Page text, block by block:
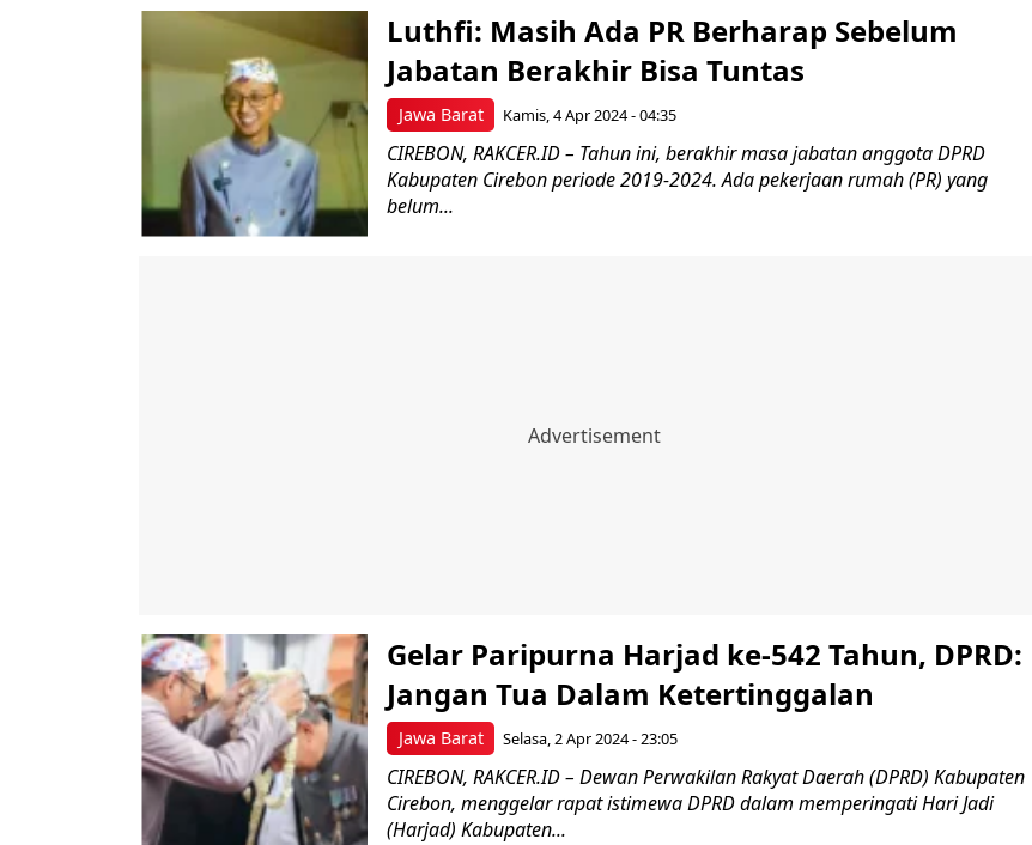
Jawa Barat
Luthfi: Masih Ada PR Berharap Sebelum
Jabatan Berakhir Bisa Tuntas
Kamis, 4 Apr 2024 - 04:35
CIREBON, RAKCER.ID – Tahun ini, berakhir masa jabatan anggota DPRD
Kabupaten Cirebon periode 2019-2024. Ada pekerjaan rumah (PR) yang
belum...
Jawa Barat
Gelar Paripurna Harjad ke-542 Tahun, DPRD:
Jangan Tua Dalam Ketertinggalan
Selasa, 2 Apr 2024 - 23:05
CIREBON, RAKCER.ID – Dewan Perwakilan Rakyat Daerah (DPRD) Kabupaten
Cirebon, menggelar rapat istimewa DPRD dalam memperingati Hari Jadi
(Harjad) Kabupaten...